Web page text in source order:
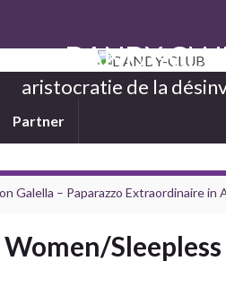
DANDY-
aristocratie de la
Partner
Galella – Paparazzo Extraordinaire in
Sleepless